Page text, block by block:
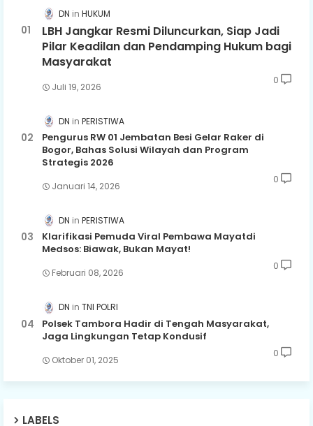
DN HUKUM
LBH Jangkar Resmi Diluncurkan, Siap Jadi
Pilar Keadilan dan Pendamping Hukum bagi
Masyarakat
Juli 19, 2026
0
DN PERISTIWA
Pengurus RW 01 Jembatan Besi Gelar Raker di
Bogor, Bahas Solusi Wilayah dan Program
Strategis 2026
Januari 14, 2026
0
DN PERISTIWA
Klarifikasi Pemuda Viral Pembawa Mayatdi
Medsos: Biawak, Bukan Mayat!
Februari 08, 2026
0
DN TNI POLRI
Polsek Tambora Hadir di Tengah Masyarakat,
Jaga Lingkungan Tetap Kondusif
Oktober 01, 2025
0
LABELS